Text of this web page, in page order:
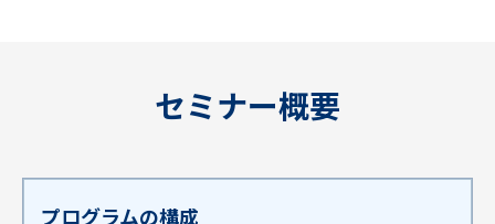
セミナー概要
プログラムの構成